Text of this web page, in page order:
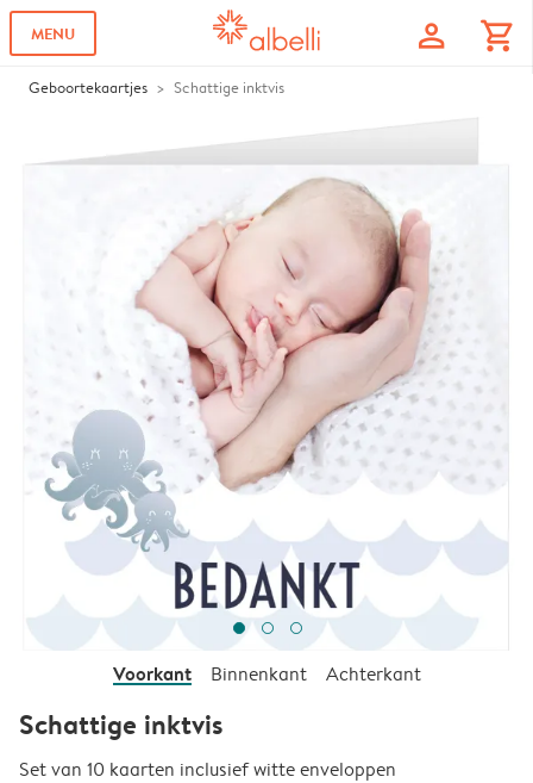
MENU profile shopping_cart
Geboortekaartjes Schattige inktvis
Voorkant Binnenkant Achterkant
Schattige inktvis
Set van 10 kaarten inclusief witte enveloppen